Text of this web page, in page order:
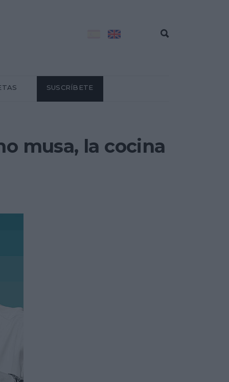
SUSCRÍBETE
musa, la cocina